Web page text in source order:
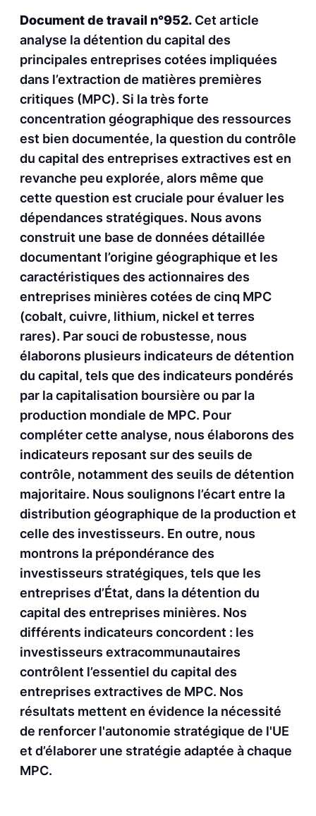
Document de travail n°952. Cet article
analyse la détention du capital des
principales entreprises cotées impliquées
dans l’extraction de matières premières
critiques (MPC). Si la très forte
concentration géographique des ressources
est bien documentée, la question du contrôle
du capital des entreprises extractives est en
revanche peu explorée, alors même que
cette question est cruciale pour évaluer les
dépendances stratégiques. Nous avons
construit une base de données détaillée
documentant l’origine géographique et les
caractéristiques des actionnaires des
entreprises minières cotées de cinq MPC
(cobalt, cuivre, lithium, nickel et terres
rares). Par souci de robustesse, nous
élaborons plusieurs indicateurs de détention
du capital, tels que des indicateurs pondérés
par la capitalisation boursière ou par la
production mondiale de MPC. Pour
compléter cette analyse, nous élaborons des
indicateurs reposant sur des seuils de
contrôle, notamment des seuils de détention
majoritaire. Nous soulignons l’écart entre la
distribution géographique de la production et
celle des investisseurs. En outre, nous
montrons la prépondérance des
investisseurs stratégiques, tels que les
entreprises d’État, dans la détention du
capital des entreprises minières. Nos
différents indicateurs concordent : les
investisseurs extracommunautaires
contrôlent l’essentiel du capital des
entreprises extractives de MPC. Nos
résultats mettent en évidence la nécessité
de renforcer l'autonomie stratégique de l'UE
et d’élaborer une stratégie adaptée à chaque
MPC.